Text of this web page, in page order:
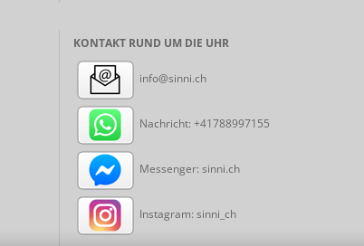
KONTAKT RUND UM DIE UHR
info@sinni.ch
Nachricht: +41788997155
Messenger: sinni.ch
Instagram: sinni_ch